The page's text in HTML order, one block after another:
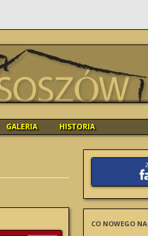
GALERIA HISTORIA
CO NOWEGO